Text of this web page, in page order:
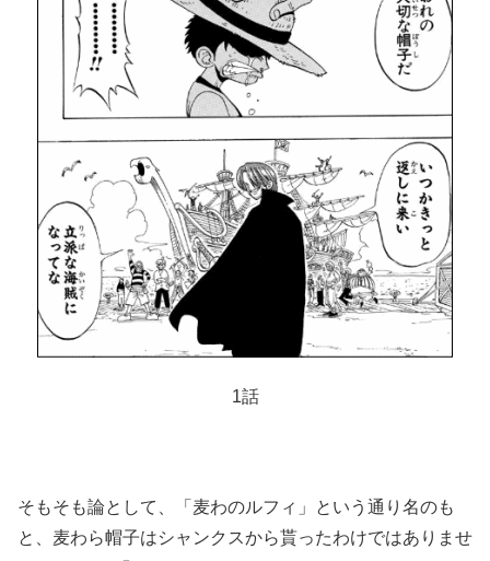
1話
そもそも論として、「麦わのルフィ」という通り名のも
と、麦わら帽子はシャンクスから貰ったわけではありませ